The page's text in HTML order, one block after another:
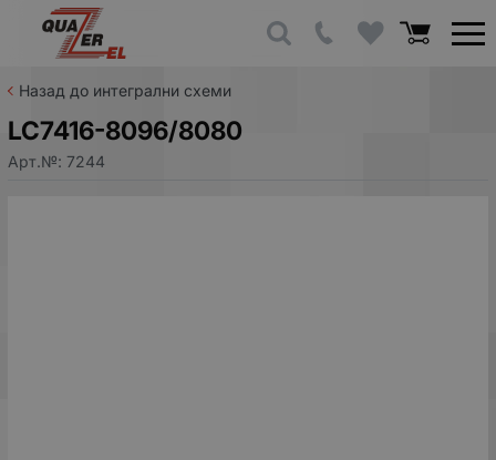
Назад до интегрални схеми
LC7416-8096/8080
Арт.№: 7244